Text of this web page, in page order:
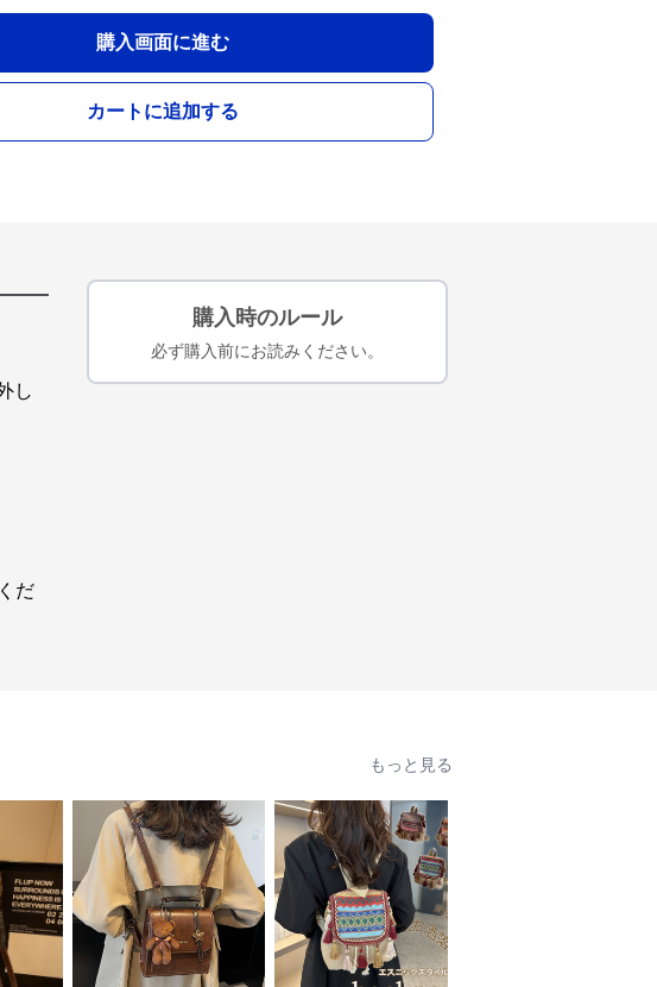
購入画面に進む
カートに追加する
し
だ
購入時のルール
必ず購入前にお読みください。
もっと見る